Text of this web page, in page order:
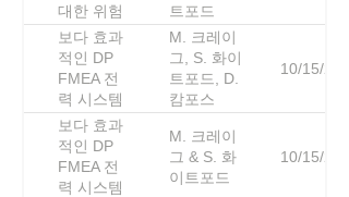
대한 위험
기반 사례
트포드
보다 효과
적인 DP
FMEA 전
력 시스템
테스트 체
계
M. 크레이
그, S. 화이
트포드, D.
캄포스
10/15/2019
보다 효과
적인 DP
FMEA 전
력 시스템
M. 크레이
그 & S. 화
이트포드
10/15/2019